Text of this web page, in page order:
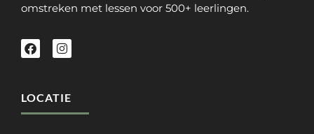
omstreken met lessen voor 500+ leerlingen.
LOCATIE